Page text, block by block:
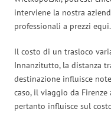
interviene la nostra
professionali a prezzi equi.
Il costo di un trasloco
Innanzitutto, la distanza
destinazione influisce
caso, il viaggio da
pertanto influisce sul